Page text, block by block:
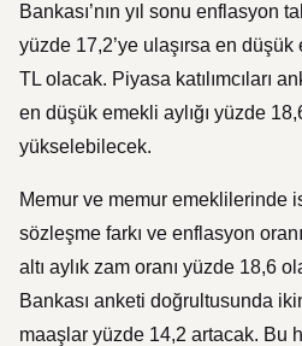
Bankası’nın yıl sonu enflasyon
yüzde 17,2’ye ulaşırsa en düşük
TL olacak. Piyasa katılımcıları
en düşük emekli aylığı yüzde
yükselebilecek.
Memur ve memur emeklilerinde
sözleşme farkı ve enflasyon
altı aylık zam oranı yüzde 18,6
Bankası anketi doğrultusunda
maaşlar yüzde 14,2 artacak. Bu